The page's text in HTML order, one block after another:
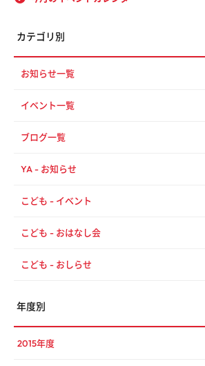
カテゴリ別
お知らせ一覧
イベント一覧
ブログ一覧
YA - お知らせ
こども - イベント
こども - おはなし会
こども - おしらせ
年度別
2015年度